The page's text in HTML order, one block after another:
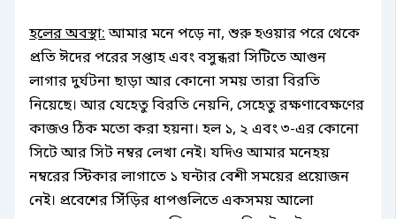
হলের অবস্থা:আমার মনে পড়ে না, শুরু হওয়ার পরে থেকে
প্রতি ঈদের পরের সপ্তাহ এবং বসুন্ধরা সিটিতে আগুন
লাগার দুর্ঘটনা ছাড়া আর কোনো সময় তারা বিরতি
নিয়েছে। আর যেহেতু বিরতি নেয়নি, সেহেতু রক্ষণাবেক্ষণের
কাজও ঠিক মতো করা হয়না। হল ১, ২ এবং ৩-এর কোনো
সিটে আর সিট নম্বর লেখা নেই। যদিও আমার মনেহয়
নম্বরের স্টিকার লাগাতে ১ ঘন্টার বেশী সময়ের প্রয়োজন
নেই। প্রবেশের সিঁড়ির ধাপগুলিতে একসময় আলো